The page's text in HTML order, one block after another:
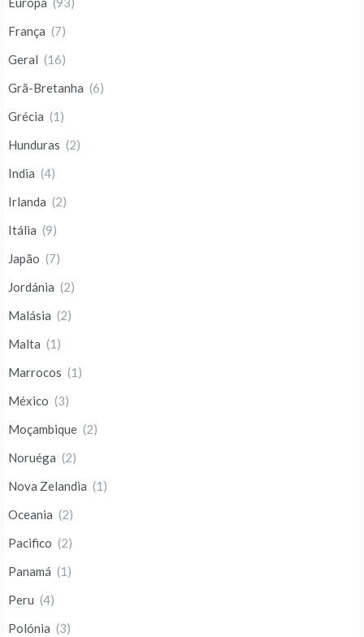
França (7)
Geral (16)
Grã-Bretanha (6)
Grécia (1)
Hunduras (2)
India (4)
Irlanda (2)
Itália (9)
Japão (7)
Jordánia (2)
Malásia (2)
Malta (1)
Marrocos (1)
México (3)
Moçambique (2)
Noruéga (2)
Nova Zelandia (1)
Oceania (2)
Pacifico (2)
Panamá (1)
Peru (4)
Polónia (3)